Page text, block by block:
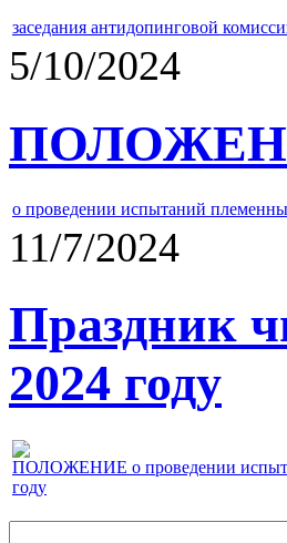
заседания антидопинговой
5/10/2024
о проведении испытаний
11/7/2024
Праздник
2024 году
ПОЛОЖЕНИЕ о проведении
году